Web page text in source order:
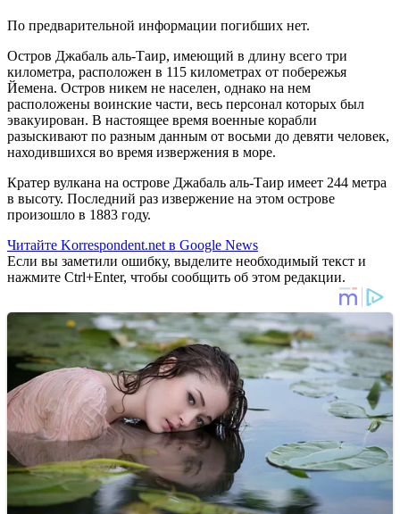
По предварительной информации погибших нет.
Остров Джабаль аль-Таир, имеющий в длину всего три
километра, расположен в 115 километрах от побережья
Йемена. Остров никем не населен, однако на нем
расположены воинские части, весь персонал которых был
эвакуирован. В настоящее время военные корабли
разыскивают по разным данным от восьми до девяти человек,
находившихся во время извержения в море.
Кратер вулкана на острове Джабаль аль-Таир имеет 244 метра
в высоту. Последний раз извержение на этом острове
произошло в 1883 году.
Читайте Korrespondent.net в Google News
Если вы заметили ошибку, выделите необходимый текст и
нажмите Ctrl+Enter, чтобы сообщить об этом редакции.